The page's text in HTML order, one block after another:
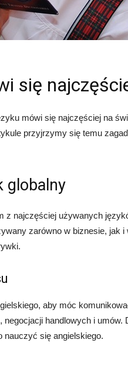
się
mówi się najczęściej na
przyjrzymy się temu
globalny
z najczęściej używanych
zarówno w biznesie, jak i
aby móc
handlowych i umów.
nauczyć się angielskiego.